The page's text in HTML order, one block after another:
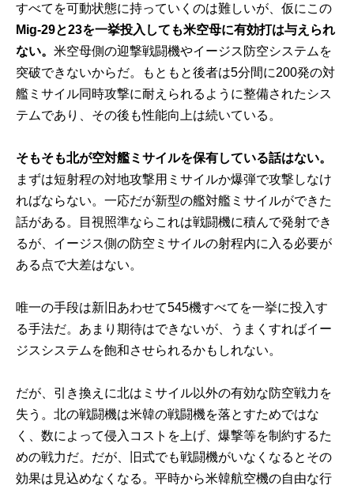
すべてを可動状態に持っていくのは難しいが、仮にこの
Mig-29と23を一挙投入しても米空母に有効打は与えられ
ない。米空母側の迎撃戦闘機やイージス防空システムを
突破できないからだ。もともと後者は5分間に200発の対
艦ミサイル同時攻撃に耐えられるように整備されたシス
テムであり、その後も性能向上は続いている。
そもそも北が空対艦ミサイルを保有している話はない。
まずは短射程の対地攻撃用ミサイルか爆弾で攻撃しなけ
ればならない。一応だが新型の艦対艦ミサイルができた
話がある。目視照準ならこれは戦闘機に積んで発射でき
るが、イージス側の防空ミサイルの射程内に入る必要が
ある点で大差はない。
唯一の手段は新旧あわせて545機すべてを一挙に投入す
る手法だ。あまり期待はできないが、うまくすればイー
ジスシステムを飽和させられるかもしれない。
だが、引き換えに北はミサイル以外の有効な防空戦力を
失う。北の戦闘機は米韓の戦闘機を落とすためではな
く、数によって侵入コストを上げ、爆撃等を制約するた
めの戦力だ。だが、旧式でも戦闘機がいなくなるとその
効果は見込めなくなる。平時から米韓航空機の自由な行